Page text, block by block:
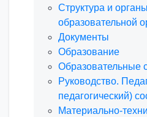
Структура и
образовательной
Документы
Образование
Образовательные
Руководство.
педагогический)
Материально-